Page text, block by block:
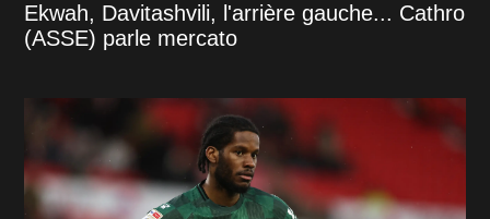
Ekwah, Davitashvili, l'arrière gauche... Cathro
(ASSE) parle mercato